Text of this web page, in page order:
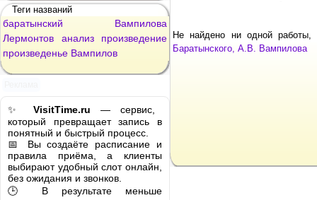
Теги названий
баратынский
Вампилова
Лермонтов
анализ
произведение
произведенье Вампилов
✨ VisitTime.ru — сервис,
который превращает запись в
понятный и быстрый процесс.
📅 Вы создаёте расписание и
правила приёма, а клиенты
выбирают удобный слот онлайн,
без ожидания и звонков.
🕒 В результате меньше
Не найдено ни одной
Баратынского, А.В. Вампилова